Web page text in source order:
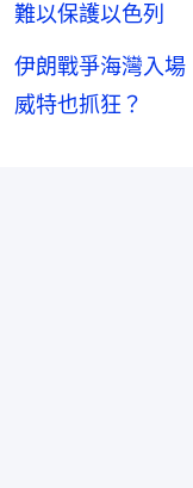
難以保護以色列
伊朗戰爭海灣入
威特也抓狂？